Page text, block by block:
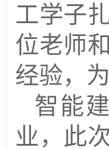
工学子
位老师
经验，
智能
业，此